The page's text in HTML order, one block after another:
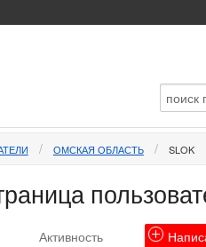
ОМСКАЯ ОБЛАСТЬ SLOK
Активность